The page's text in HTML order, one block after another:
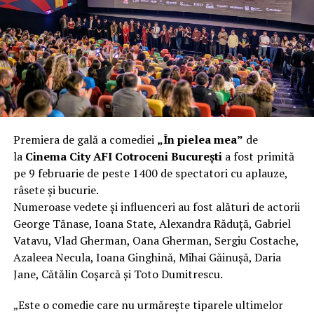
încât nu a mai putut fi pliat. Proprietarul l-a aruncat la
fier vechi a doua zi. Asta ca să fie clar de la început: nu
vorbim despre preferințe estetice, ci despre
funcționalitate reală.
Aluminiul, pe scurt: ușor,
rezistent la coroziune, dar cu
nuanțe
Aluminiul e materialul care apare primul în conversație
când cineva caută un pavilion ușor. Și pe bună dreptate.
Densitatea aluminiului e de aproximativ 2,7 g/cm³, față
de circa 7,8 g/cm³ pentru oțel. Practic, la un volum
identic, aluminiul cântărește cam o treime din greutatea
oțelului. Pentru oricine transportă, montează și
demontează frecvent o structură, diferența asta se
simte enorm.
Premiera de gală a comediei „În pielea mea” de
la Cinema City AFI Cotroceni Bucureștia fost primită
pe 9 februarie de peste 1400 de spectatori cu aplauze,
râsete și bucurie.
Numeroase vedete și influenceri au fost alături de actorii
George Tănase, Ioana State, Alexandra Răduță, Gabriel
Vatavu, Vlad Gherman, Oana Gherman, Sergiu Costache,
Azaleea Necula, Ioana Ginghină, Mihai Găinușă, Daria
Jane, Cătălin Coșarcă și Toto Dumitrescu.
„Este o comedie care nu urmărește tiparele ultimelor